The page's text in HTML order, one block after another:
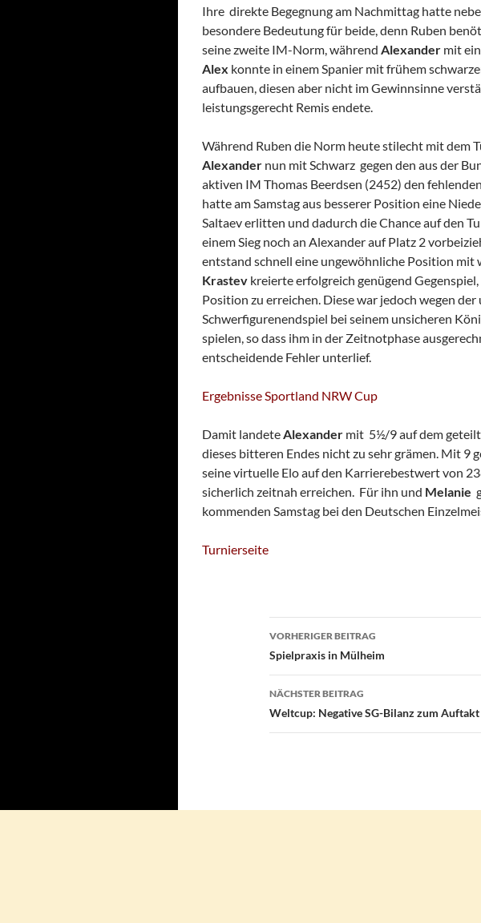
Ihre direkte Begegnung am Nachmittag hatte
besondere Bedeutung für beide, denn Ruben
seine zweite IM-Norm, während Alexander mit
Alex konnte in einem Spanier mit frühem
aufbauen, diesen aber nicht im Gewinnsinne
leistungsgerecht Remis endete.
Während Ruben die Norm heute stilecht mit dem
Alexander nun mit Schwarz gegen den aus der
aktiven IM Thomas Beerdsen (2452) den
hatte am Samstag aus besserer Position eine
Saltaev erlitten und dadurch die Chance auf den
einem Sieg noch an Alexander auf Platz 2
entstand schnell eine ungewöhnliche Position mit
Krastev kreierte erfolgreich genügend
Position zu erreichen. Diese war jedoch wegen
Schwerfigurenendspiel bei seinem unsicheren
spielen, so dass ihm in der Zeitnotphase
entscheidende Fehler unterlief.
Ergebnisse Sportland NRW Cup
Damit landeteAlexander mit 5½/9 auf dem
dieses bitteren Endes nicht zu sehr grämen. Mit 9
seine virtuelle Elo auf den Karrierebestwert von
sicherlich zeitnah erreichen. Für ihn und Melanie
kommenden Samstag bei den Deutschen
Turnierseite
Beitragsnavigation
VORHERIGER BEITRAG
Spielpraxis in Mülheim
NÄCHSTER BEITRAG
Weltcup: Negative SG-Bilanz zum Auftakt